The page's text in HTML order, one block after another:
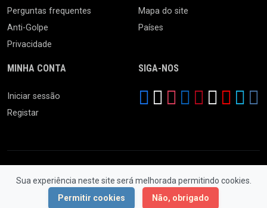
Sua experiência neste site será melhorada permitindo cookies.
Permitir cookies
Não, obrigado
Perguntas frequentes
Anti-Golpe
Privacidade
Mapa do site
Países
MINHA CONTA
Iniciar sessão
Registar
SIGA-NOS
© 2026 Ferro Velho. Todos os Direitos Reservados.